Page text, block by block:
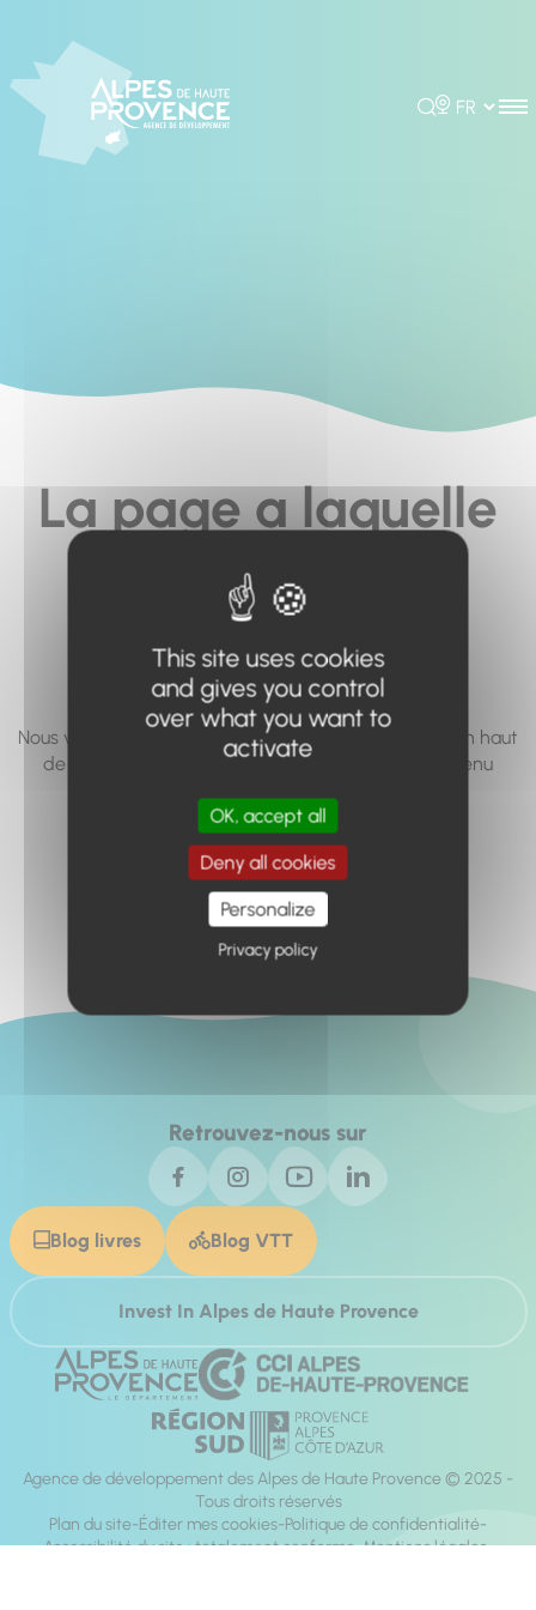
Rechercher
Choisir la
La page a laquelle
vous cherchez à
accéder n'existe
pas... ou plus.
Nous vous invitons à utiliser le moteur de recherche en haut
de page, ou à utiliser le menu pour trouver le contenu
Retour à l'accueil
Retrouvez-nous sur
Blog livres Blog VTT
Invest In Alpes de Haute Provence
Agence de développement des Alpes de Haute Provence © 2025 -
Tous droits réservés
Plan du site Éditer mes cookies Politique de confidentialité
Accessibilité du site : totalement conforme Mentions légales
This site uses cookies
and gives you control
over what you want to
activate
OK, accept all
Deny all cookies
Personalize
Privacy policy